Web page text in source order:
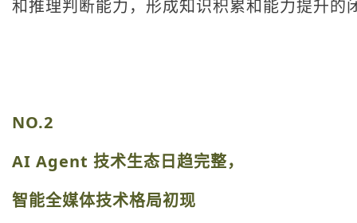
和推理判断能力，形成知识积累和能力提升
NO.2
AI Agent 技术生态日趋完整，
智能全媒体技术格局初现